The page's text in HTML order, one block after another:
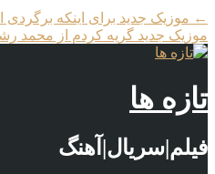
← موزیک جدید برای اینکه
موزیک جدید گریه کردم از محمد
تازه ها
فیلم|سریال|آهنگ